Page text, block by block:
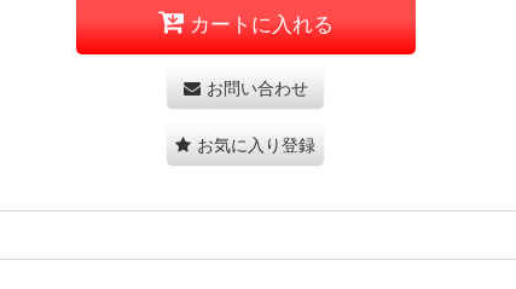
カートに入れる
お問い合わせ
お気に入り登録